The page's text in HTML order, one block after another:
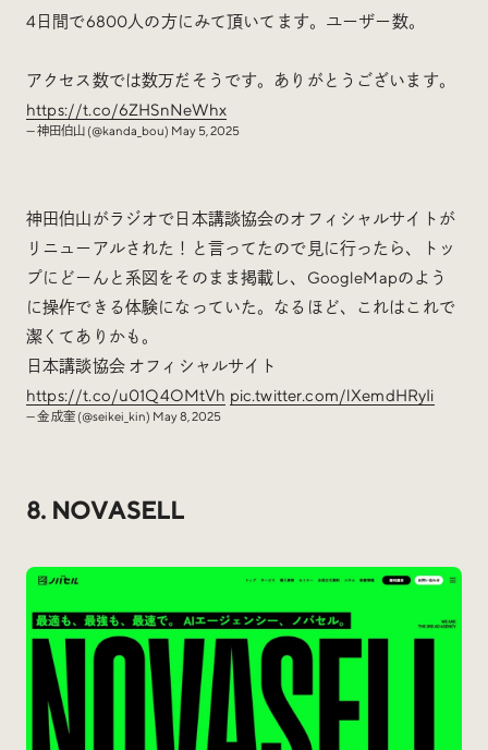
4日間で6800人の方にみて頂いてます。ユーザー数。
アクセス数では数万だそうです。ありがとうございます。
https://t.co/6ZHSnNeWhx
— 神田伯山 (@kanda_bou) May 5, 2025
神田伯山がラジオで日本講談協会のオフィシャルサイトが
リニューアルされた！と言ってたので見に行ったら、トッ
プにどーんと系図をそのまま掲載し、GoogleMapのよう
に操作できる体験になっていた。なるほど、これはこれで
潔くてありかも。
日本講談協会 オフィシャルサイト
https://t.co/u01Q4OMtVh pic.twitter.com/lXemdHRyIi
— 金 成奎 (@seikei_kin) May 8, 2025
8. NOVASELL